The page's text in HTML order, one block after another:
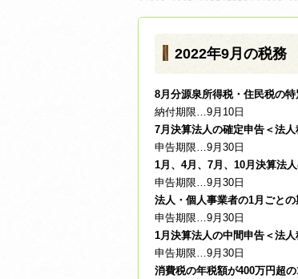
2022年9月の税務
8月分源泉所得税・住民税の
納付期限…9月10日
7月決算法人の確定申告＜法
申告期限…9月30日
1月、4月、7月、10月決算法
申告期限…9月30日
法人・個人事業者の1月ごと
申告期限…9月30日
1月決算法人の中間申告＜法
申告期限…9月30日
消費税の年税額が400万円超